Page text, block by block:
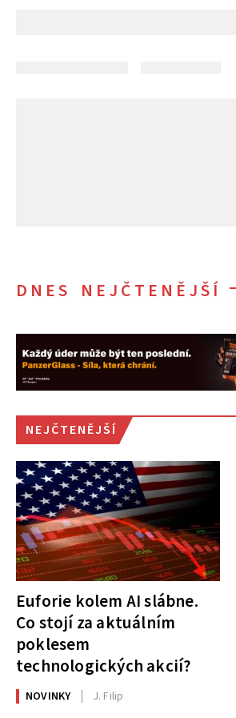
DNES NEJČTENĚJŠÍ
NEJČTENĚJŠÍ
Euforie kolem AI slábne.
Co stojí za aktuálním
poklesem
technologických akcií?
NOVINKY J. Filip